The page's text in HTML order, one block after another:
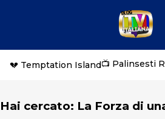
💔 Temptation Island📺 Palinsesti
Hai cercato: La Forza di